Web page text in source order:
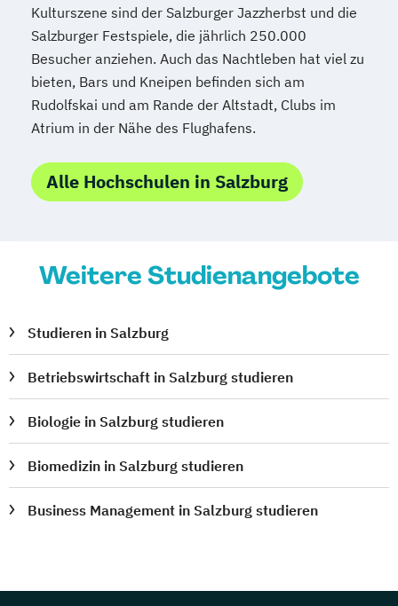
Kulturszene sind der Salzburger Jazzherbst und die
Salzburger Festspiele, die jährlich 250.000
Besucher anziehen. Auch das Nachtleben hat viel zu
bieten, Bars und Kneipen befinden sich am
Rudolfskai und am Rande der Altstadt, Clubs im
Atrium in der Nähe des Flughafens.
Alle Hochschulen in Salzburg
Weitere Studienangebote
Studieren in Salzburg
Betriebswirtschaft in Salzburg studieren
Biologie in Salzburg studieren
Biomedizin in Salzburg studieren
Business Management in Salzburg studieren